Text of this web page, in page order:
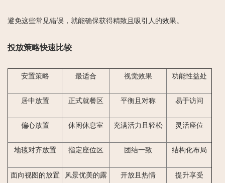
避免这些常见错误，就能确保获得精致且吸引人的效果。
投放策略快速比较
安置策略 最适合 视觉效果 功能性益处
居中放置 正式就餐区 平衡且对称 易于访问
偏心放置 休闲休息室 充满活力且轻松 灵活座位
地毯对齐放置 指定座位区 团结一致 结构化布局
面向视图的放置
风景优美的露
开放且热情 提升享受